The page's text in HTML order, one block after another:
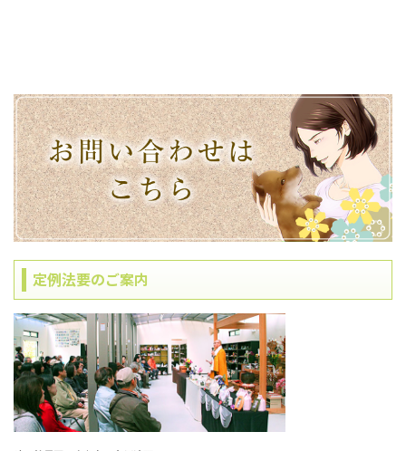
定例法要のご案内